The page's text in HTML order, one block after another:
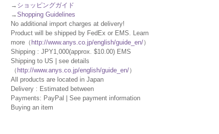
→ ショッピングガイド
→Shopping Guidelines
No additional import charges at delivery!
Product will be shipped by FedEx or EMS. Learn
more（ http://www.anys.co.jp/english/guide_en/）
Shipping : JPY1,000(approx. $10.00) EMS
Shipping to US | see details
（ http://www.anys.co.jp/english/guide_en/）
All products are located in Japan
Delivery : Estimated between
Payments: PayPal | See payment information
Buying an item